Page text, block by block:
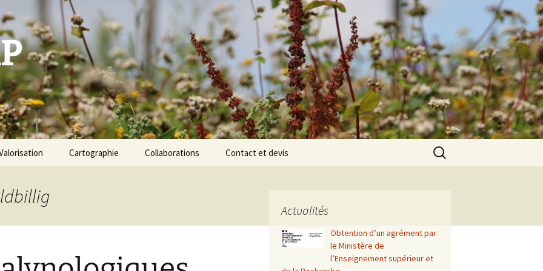
Une base de données
données
Cartographie Collaborations Contact et devis
Rechercher :
Actualités
Obtention d’un agrément par
le Ministère de
l’Enseignement supérieur et